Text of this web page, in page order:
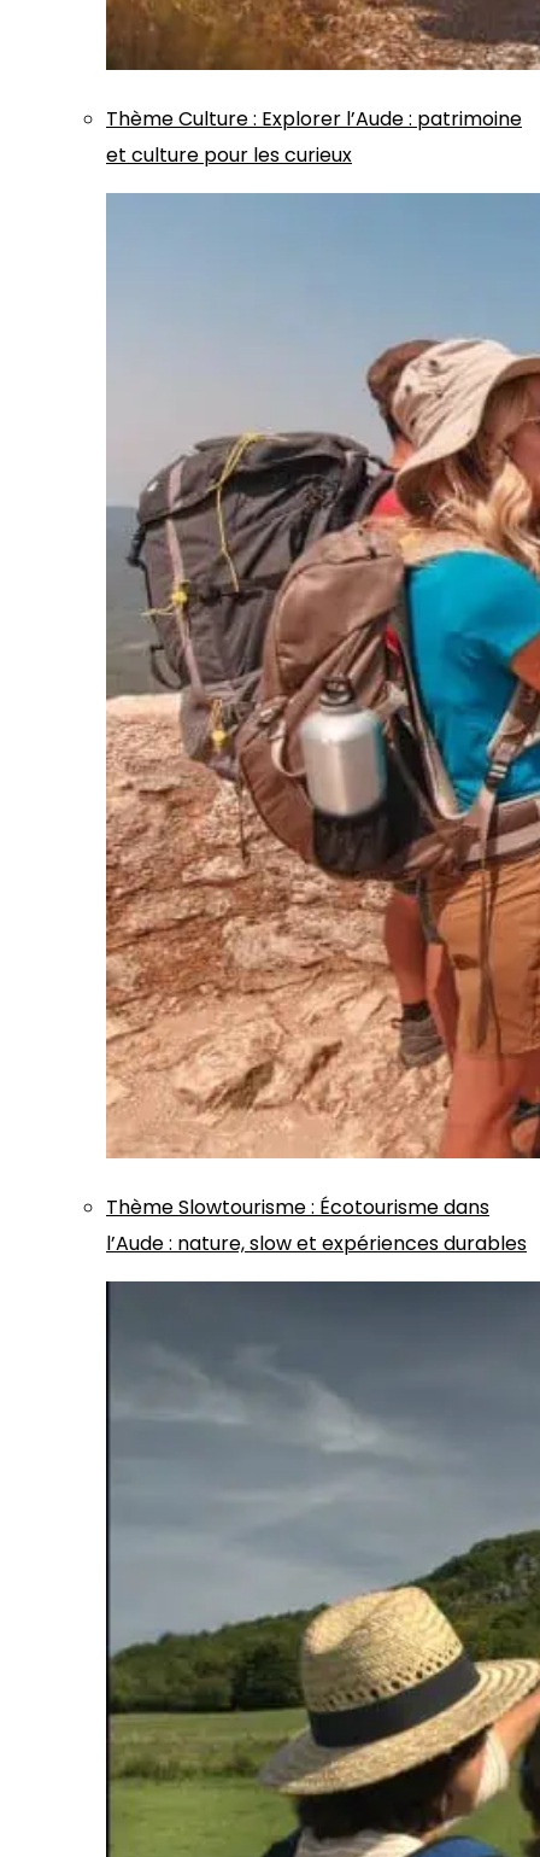
ThèmeCulture: Explorer l’Aude : patrimoine
et culture pour les curieux
ThèmeSlowtourisme: Écotourisme dans
l’Aude : nature, slow et expériences durables